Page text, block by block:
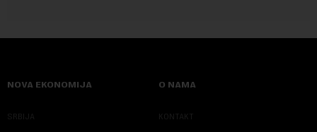
NOVA EKONOMIJA
SRBIJA
O NAMA
KONTAKT